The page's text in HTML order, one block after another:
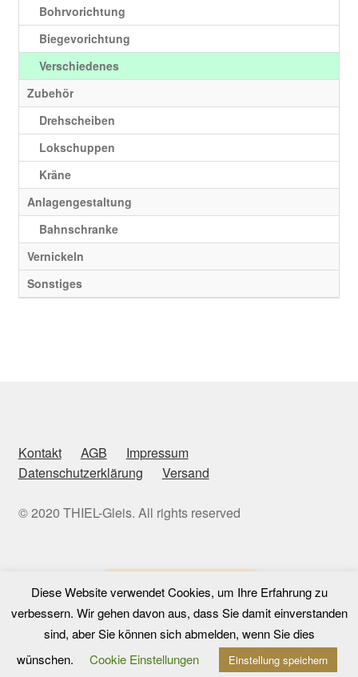
Bohrvorichtung
Biegevorichtung
Verschiedenes
Zubehör
Drehscheiben
Lokschuppen
Kräne
Anlagengestaltung
Bahnschranke
Vernickeln
Sonstiges
Kontakt AGB
Impressum
Datenschutzerklärung
Versand
© 2020 THIEL-Gleis. All rights reserved
Vertrag widerrufen
0
Diese Website verwendet Cookies, um Ihre Erfahrung zu
verbessern. Wir gehen davon aus, dass Sie damit einverstanden
sind, aber Sie können sich abmelden, wenn Sie dies
wünschen.
Cookie Einstellungen Einstellung speichern